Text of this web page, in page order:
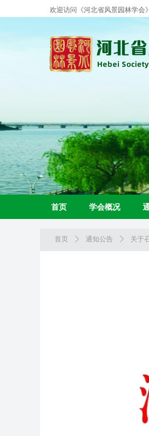
首页 学会概况
欢迎访问《河北省风景园林学会
首页 ꄲ 通知公告 ꄲ 关于